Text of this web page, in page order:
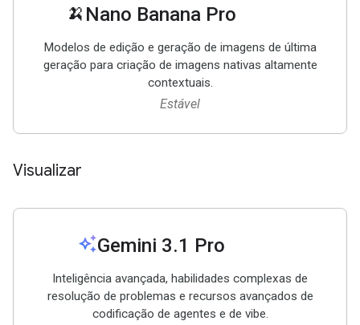
🍌 Nano Banana Pro
Modelos de edição e geração de imagens de última
geração para criação de imagens nativas altamente
contextuais.
Estável
Visualizar
auto_awesomeGemini 3.1 Pro
Inteligência avançada, habilidades complexas de
resolução de problemas e recursos avançados de
codificação de agentes e de vibe.